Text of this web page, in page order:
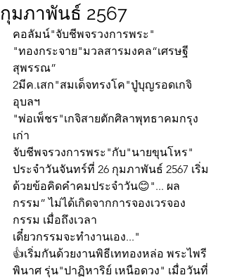
กุมภาพันธ์ 2567
คอลัมน์"จับชีพจรวงการพระ"
"ทองกระจาย"มวลสารมงคล“เศรษฐี
สุพรรณ”
2มีค.เสก"สมเด็จทรงโค"ปู่บุญรอดเกจิ
อุบลฯ
"พ่อเพ็ชร"เกจิสายตักศิลาพุทธาคมกรุง
เก่า
จับชีพจรวงการพระ"กับ"นายขุนโหร"
ประจำวันจันทร์ที่ 26 กุมภาพันธ์ 2567 เริ่ม
ด้วยข้อคิดคำคมประจำวัน😊"... ผล
กรรม” ไม่ได้เกิดจากการจองเวรจอง
กรรม เมื่อถึงเวลา
เดี๋ยวกรรมจะทำงานเอง..."
👍เริ่มกันด้วยงานพิธีเททองหล่อ พระไพรี
พินาศ รุ่น"ปาฏิหาริย์ เหนือดวง" เมื่อวันที่